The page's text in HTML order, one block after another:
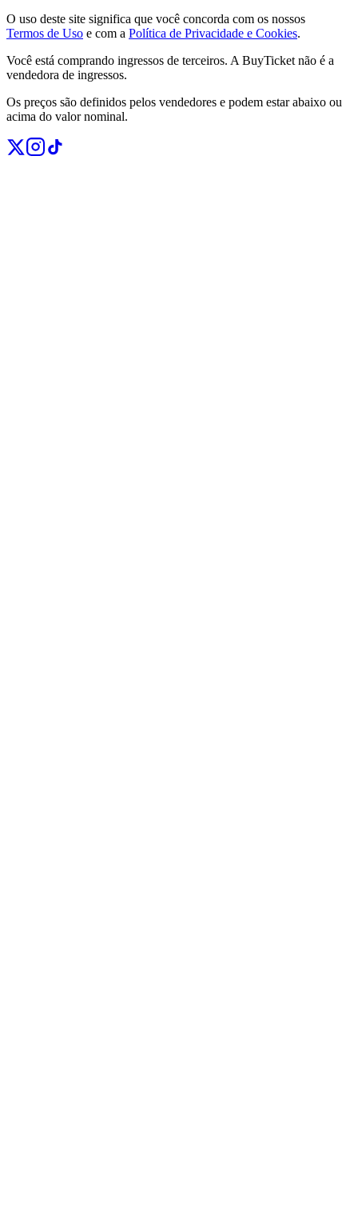
O uso deste site significa que você concorda com os nossos
Termos de Uso e com a Política de Privacidade e Cookies.
Você está comprando ingressos de terceiros. A BuyTicket não é a
vendedora de ingressos.
Os preços são definidos pelos vendedores e podem estar abaixo ou
acima do valor nominal.